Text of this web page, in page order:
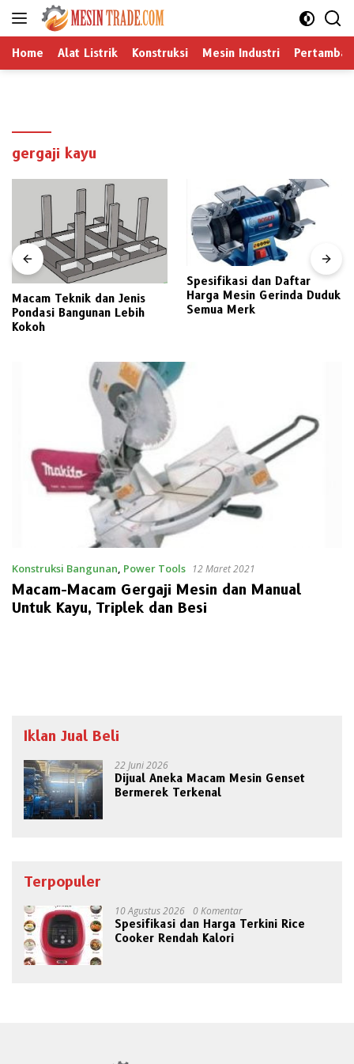
Langsung
Home Alat Listrik Konstruksi Mesin Industri
gergaji kayu
Macam Teknik dan Jenis
Pondasi Bangunan Lebih
Kokoh
Spesifikasi dan Daftar
Harga Mesin Gerinda Duduk
Semua Merk
Konstruksi Bangunan, Power Tools 12 Maret 2021
Macam-Macam Gergaji Mesin dan Manual
Untuk Kayu, Triplek dan Besi
Iklan Jual Beli
22 Juni 2026
Dijual Aneka Macam Mesin Genset
Bermerek Terkenal
Terpopuler
10 Agustus 2026 0 Komentar
Spesifikasi dan Harga Terkini Rice
Cooker Rendah Kalori